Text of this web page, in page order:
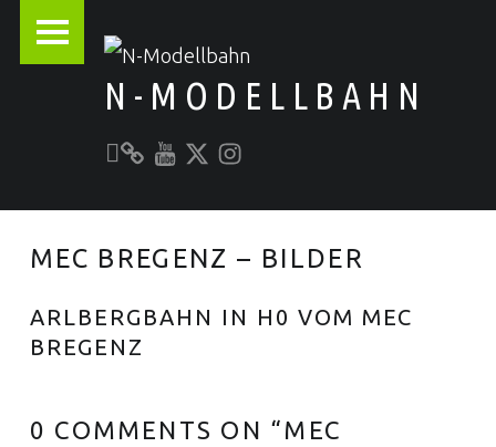
N-MODELLBAHN
Alles rund um die Modellbahn
MEC BREGENZ – BILDER
ARLBERGBAHN IN H0 VOM MEC
BREGENZ
0 COMMENTS ON “ MEC